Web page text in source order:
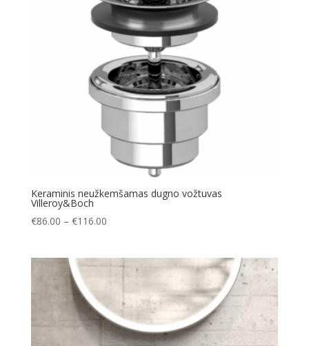
Keraminis neužkemšamas dugno vožtuvas
Villeroy&Boch
€86.00 – €116.00Price
through